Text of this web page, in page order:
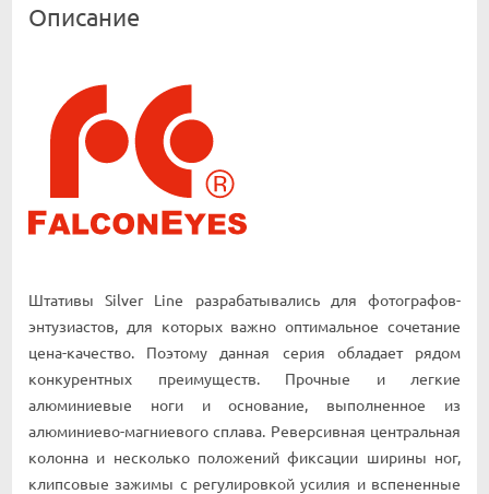
Описание
Штативы Silver Line разрабатывались для фотографов-
энтузиастов, для которых важно оптимальное сочетание
цена-качество. Поэтому данная серия обладает рядом
конкурентных преимуществ. Прочные и легкие
алюминиевые ноги и основание, выполненное из
алюминиево-магниевого сплава. Реверсивная центральная
колонна и несколько положений фиксации ширины ног,
клипсовые зажимы с регулировкой усилия и вспененные